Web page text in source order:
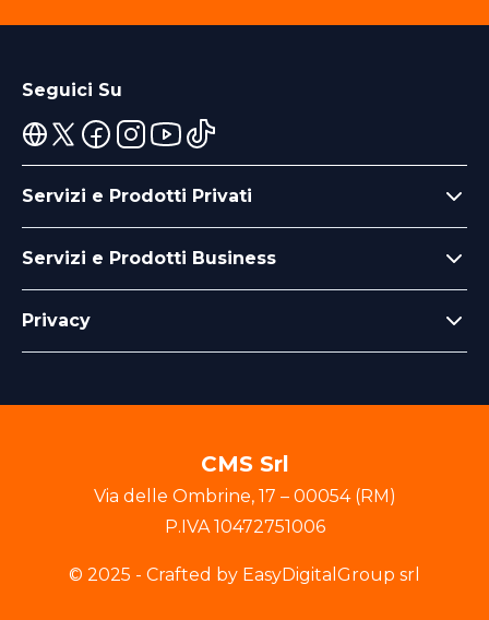
Seguici Su
Servizi e Prodotti Privati
Servizi e Prodotti Business
Privacy
CMS Srl
Via delle Ombrine, 17 – 00054(RM)
P.IVA 10472751006
© 2025 - Crafted by EasyDigitalGroup srl